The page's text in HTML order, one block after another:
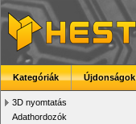
Kategóriák Újdonságok
3D nyomtatás
Adathordozók